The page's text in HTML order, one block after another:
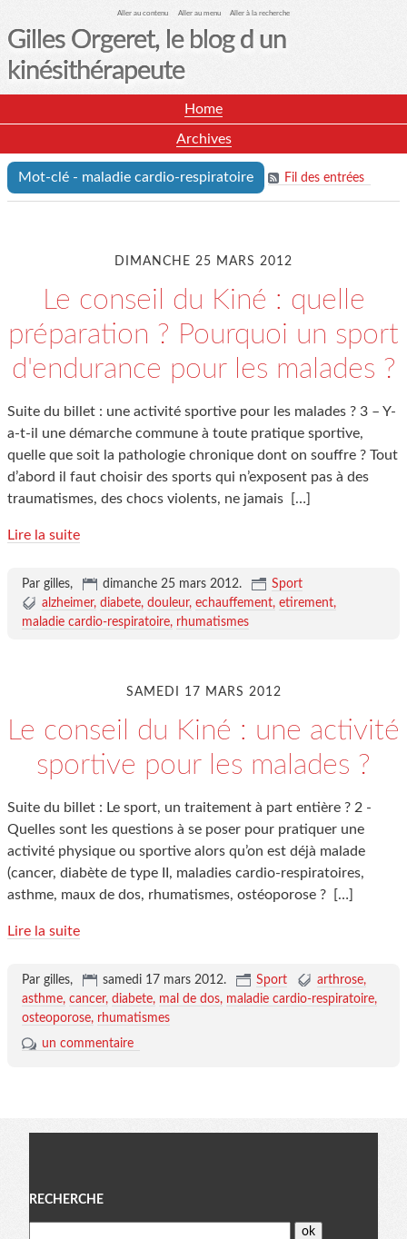
Aller au contenu Aller au menu Aller à la recherche
Gilles Orgeret, le blog d un
kinésithérapeute
Home
Archives
Mot-clé - maladie cardio-respiratoire Fil des entrées
DIMANCHE 25 MARS 2012
Le conseil du Kiné : quelle
préparation ? Pourquoi un sport
d'endurance pour les malades ?
Suite du billet : une activité sportive pour les malades ? 3 – Y-
a-t-il une démarche commune à toute pratique sportive,
quelle que soit la pathologie chronique dont on souffre ? Tout
d’abord il faut choisir des sports qui n’exposent pas à des
traumatismes, des chocs violents, ne jamais
[…]
Lire la suite
Par gilles, dimanche 25 mars 2012.
Sport
alzheimer diabete douleur echauffement etirement
maladie cardio-respiratoire rhumatismes
SAMEDI 17 MARS 2012
Le conseil du Kiné : une activité
sportive pour les malades ?
Suite du billet : Le sport, un traitement à part entière ? 2 -
Quelles sont les questions à se poser pour pratiquer une
activité physique ou sportive alors qu’on est déjà malade
(cancer, diabète de type II, maladies cardio-respiratoires,
asthme, maux de dos, rhumatismes, ostéoporose ?
[…]
Lire la suite
Par gilles, samedi 17 mars 2012. Sport
arthrose
asthme cancer diabete mal de dos maladie cardio-respiratoire
osteoporose rhumatismes
un commentaire
Menu
RECHERCHE